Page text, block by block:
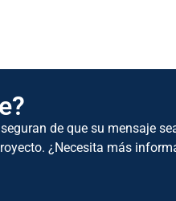
de que su mensaje
¿Necesita más